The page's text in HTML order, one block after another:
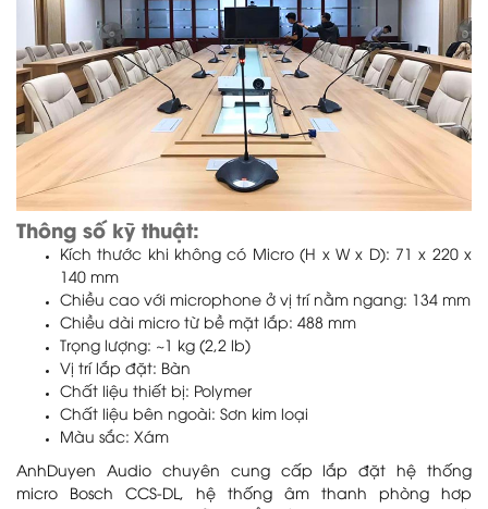
Thông số kỹ thuật:
Kích thước khi không có Micro (H x W x D): 71 x 220 x
140 mm
Chiều cao với microphone ở vị trí nằm ngang: 134 mm
Chiều dài micro từ bề mặt lắp: 488 mm
Trọng lượng: ~1 kg (2,2 lb)
Vị trí lắp đặt: Bàn
Chất liệu thiết bị: Polymer
Chất liệu bên ngoài: Sơn kim loại
Màu sắc: Xám
AnhDuyen Audio chuyên cung cấp lắp đặt hệ thống
micro Bosch CCS-DL, hệ thống âm thanh phòng hơp